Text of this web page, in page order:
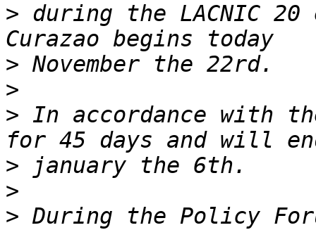
> during the LACNIC
>
>
> In accordance with
>
>
> During the Policy